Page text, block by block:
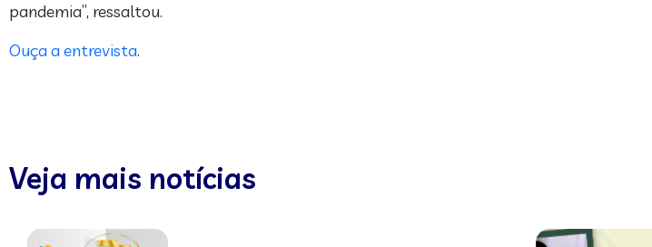
pandemia”, ressaltou.
Ouça a entrevista.
Veja mais notícias